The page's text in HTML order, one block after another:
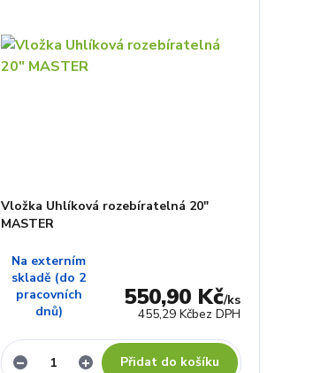
Vložka Uhlíková rozebíratelná 20"
MASTER
550,90 Kč/ks
455,29 Kčbez DPH
Na externím
skladě (do 2
pracovních
dnů)
Přidat do košíku